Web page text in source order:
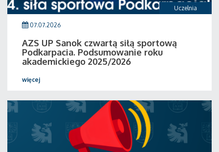
Uczelnia
07.07.2026
AZS UP Sanok czwartą siłą sportową
Podkarpacia. Podsumowanie roku
akademickiego 2025/2026
więcej